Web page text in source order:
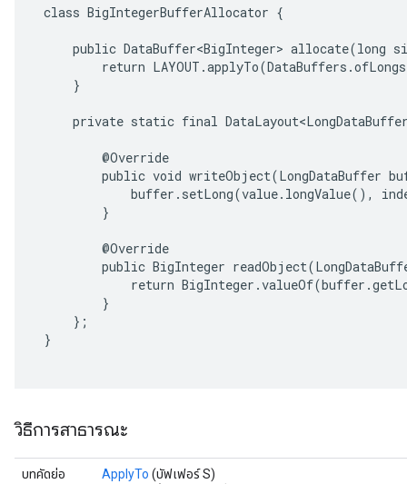
class BigIntegerBufferAllocator {
public DataBuffer<BigInteger> allocate(long
return
     }
private static final
         @Override
public void writeObject(LongDataBuffer
buffer.setLong(value.longValue(),
         }
         @Override
public BigInteger
return
         }
     };
}
วิธีการสาธารณะ
บทคัดย่อ
ApplyTo (บัฟเฟอร์ S)